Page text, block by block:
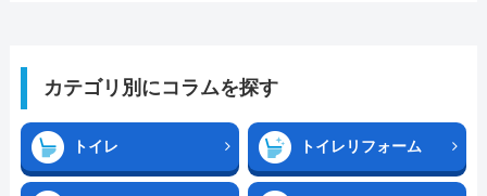
カテゴリ別にコラムを探す
トイレ トイレリフォーム